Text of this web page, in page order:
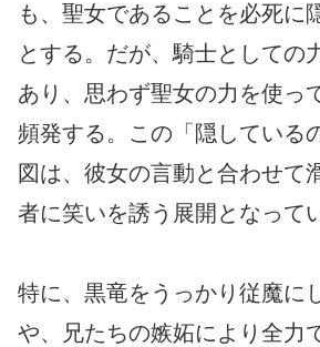
も、聖女であることを必死に
とする。だが、騎士としての
あり、思わず聖女の力を使っ
頻発する。この「隠している
図は、彼女の言動と合わせて
者に笑いを誘う展開となって
特に、黒竜をうっかり従魔に
や、兄たちの嫉妬により全力